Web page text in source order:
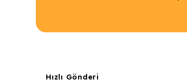
Hızlı Gönderi